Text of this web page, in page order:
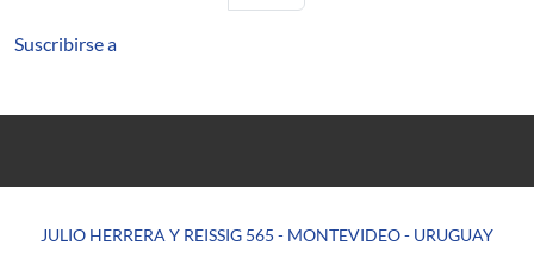
Suscribirse a
JULIO HERRERA Y REISSIG 565 - MONTEVIDEO - URUGUAY